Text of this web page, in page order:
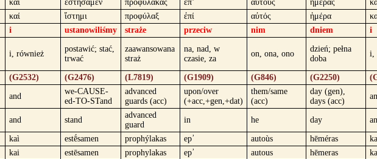
καὶ ἐστήσαμεν προφύλακας ἐπ’ αὐτοὺς ἡμέρας
καί ἵστημι προφύλαξ ἐπί αὐτός ἡμέρα
i ustanowiliśmy straże przeciw nim dniem i
i, również
postawić; stać,
trwać
zaawansowana
straż
na, nad, w
czasie, za
on, ona, ono
dzień; pełna
doba
i,
(G2532) (G2476) (L7819) (G1909) (G846) (G2250)
and
we-CAUSE-
ed-TO-STand
advanced
guards (acc)
upon/over
(+acc,+gen,+dat)
them/same
(acc)
day (gen),
days (acc)
and stand
advanced
guard
in he day
kaì estḗsamen prophýlakas ep᾿ autoùs hēméras
kai estēsamen prophylakas ep᾿ autous hēmeras